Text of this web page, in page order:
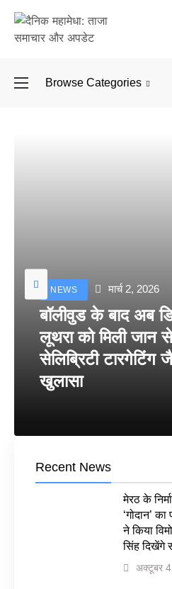
Browse Categories
NEWS मार्च 2, 2026
बॉलीवुड के बाद अब
लूथरा को मिली जान
सेलिब्रिटी टारगेटिंग
खुलासा
Recent News
मेरठ के
‘गोदान’
ने किया
सिंह दिखेंगे
अक्टूबर